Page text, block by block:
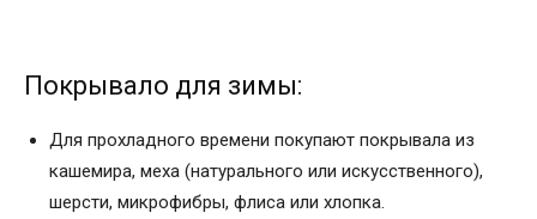
Покрывало для зимы:
Для прохладного времени покупают покрывала из
кашемира, меха (натурального или искусственного),
шерсти, микрофибры, флиса или хлопка.